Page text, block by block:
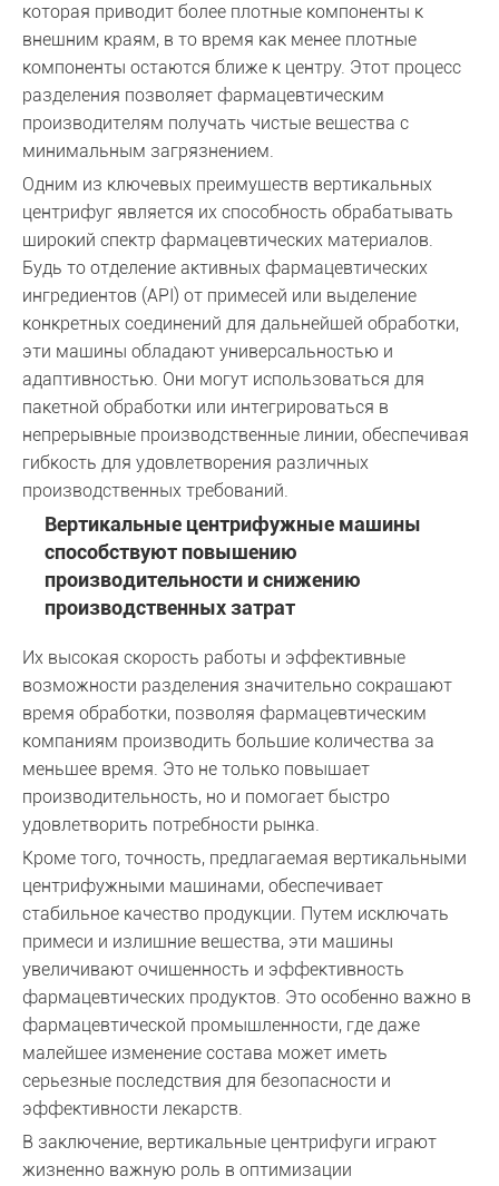
которая приводит более плотные компоненты к
внешним краям, в то время как менее плотные
компоненты остаются ближе к центру. Этот процесс
разделения позволяет фармацевтическим
производителям получать чистые вещества с
минимальным загрязнением.
Одним из ключевых преимуществ вертикальных
центрифуг является их способность обрабатывать
широкий спектр фармацевтических материалов.
Будь то отделение активных фармацевтических
ингредиентов (API) от примесей или выделение
конкретных соединений для дальнейшей обработки,
эти машины обладают универсальностью и
адаптивностью. Они могут использоваться для
пакетной обработки или интегрироваться в
непрерывные производственные линии, обеспечивая
гибкость для удовлетворения различных
производственных требований.
Вертикальные центрифужные машины
способствуют повышению
производительности и снижению
производственных затрат
Их высокая скорость работы и эффективные
возможности разделения значительно сокращают
время обработки, позволяя фармацевтическим
компаниям производить большие количества за
меньшее время. Это не только повышает
производительность, но и помогает быстро
удовлетворить потребности рынка.
Кроме того, точность, предлагаемая вертикальными
центрифужными машинами, обеспечивает
стабильное качество продукции. Путем исключать
примеси и излишние вещества, эти машины
увеличивают очищенность и эффективность
фармацевтических продуктов. Это особенно важно в
фармацевтической промышленности, где даже
малейшее изменение состава может иметь
серьезные последствия для безопасности и
эффективности лекарств.
В заключение, вертикальные центрифуги играют
жизненно важную роль в оптимизации